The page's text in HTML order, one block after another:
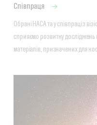
Співпраця
Обрані НАСА та у співпраці з
сприяємо розвитку
матеріалів, призначених для